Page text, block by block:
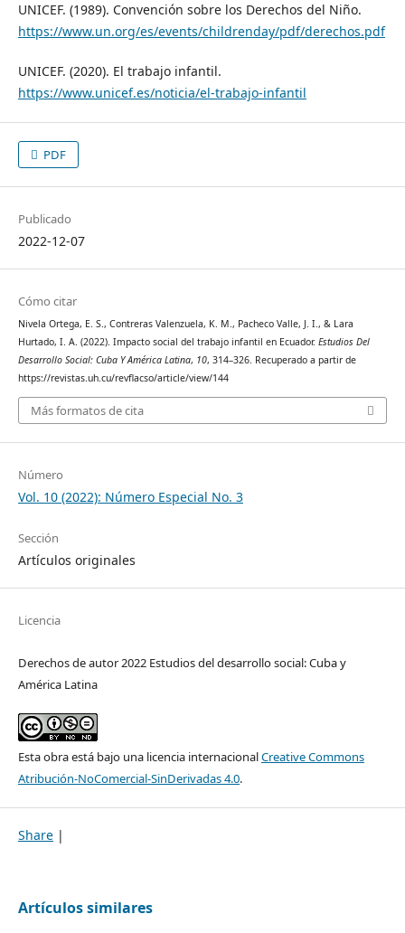
UNICEF. (1989). Convención sobre los Derechos del Niño.
https://www.un.org/es/events/childrenday/pdf/derechos.pdf
UNICEF. (2020). El trabajo infantil.
https://www.unicef.es/noticia/el-trabajo-infantil
PDF
Publicado
2022-12-07
Cómo citar
Nivela Ortega, E. S., Contreras Valenzuela, K. M., Pacheco Valle, J. I., & Lara
Hurtado, I. A. (2022). Impacto social del trabajo infantil en Ecuador. Estudios Del
Desarrollo Social: Cuba Y América Latina, 10, 314–326. Recuperado a partir de
https://revistas.uh.cu/revflacso/article/view/144
Más formatos de cita
Número
Vol. 10 (2022): Número Especial No. 3
Sección
Artículos originales
Licencia
Derechos de autor 2022 Estudios del desarrollo social: Cuba y
América Latina
Esta obra está bajo una licencia internacionalCreative Commons
Atribución-NoComercial-SinDerivadas 4.0.
Share |
Artículos similares